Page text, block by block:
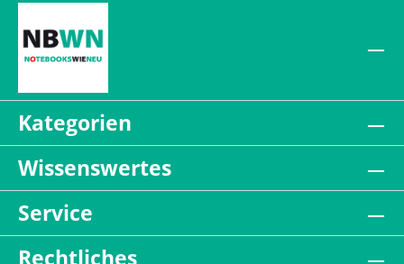
Kategorien
Wissenswertes
Service
Rechtliches